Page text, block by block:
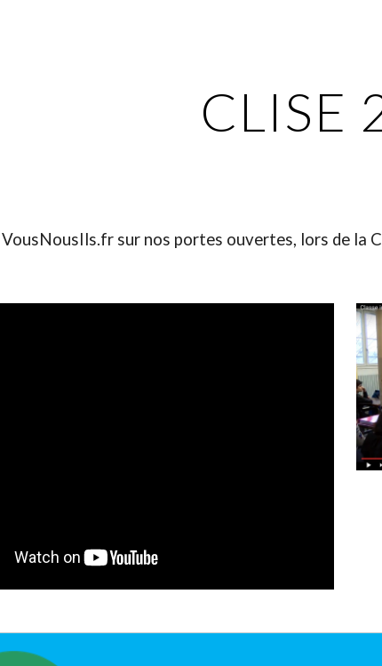
CLISE
sur nos portes ouvertes, lors de la